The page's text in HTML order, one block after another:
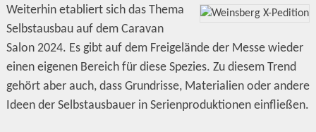
Weiterhin etabliert sich das Thema
Selbstausbau auf dem Caravan
Salon 2024. Es gibt auf dem Freigelände der Messe wieder
einen eigenen Bereich für diese Spezies. Zu diesem Trend
gehört aber auch, dass Grundrisse, Materialien oder andere
Ideen der Selbstausbauer in Serienproduktionen einfließen.